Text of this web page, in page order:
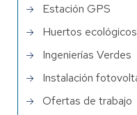
Estación GPS
Huertos
Ingenierías Verdes
Instalación
Ofertas de trabajo